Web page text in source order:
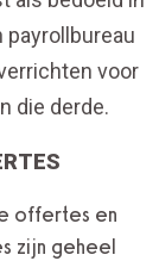
payrollbureau
voor
die derde.
offertes en
zijn geheel